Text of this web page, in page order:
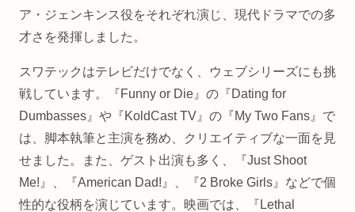
ア・ジェンキンス役をそれぞれ演じ、現代ドラマでの多
才さを発揮しました。
スワテックはテレビだけでなく、ウェブシリーズにも挑
戦しています。『Funny or Die』の『Dating for
Dumbasses』や『KoldCast TV』の『My Two Fans』で
は、脚本執筆と主演を務め、クリエイティブな一面を見
せました。また、ゲスト出演も多く、『Just Shoot
Me!』、『American Dad!』、『2 Broke Girls』などで個
性的な役柄を演じています。映画では、『Lethal